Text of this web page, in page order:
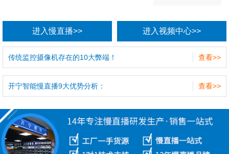
进入慢直播>> 进入视频中心>>
查看>>
传统监控摄像机存在的10大弊端！
查看>>
开宁智能慢直播9大优势分析：